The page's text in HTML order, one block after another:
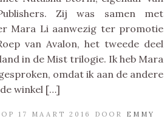
Zij was samen met
Mara Li aanwezig ter promotie
van Avalon, het tweede deel
in de Mist trilogie. Ik heb Mara
omdat ik aan de andere
winkel […]
17 MAART 2016 DOOR
EMMY